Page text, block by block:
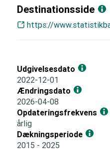
Destinationsside
https://
Udgivelsesdato
2022-12-01
Ændringsdato
2026-04-08
Opdateringsfrekvens
årlig
Dækningsperiode
2015 - 2025